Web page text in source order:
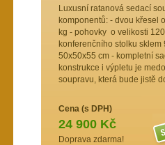
Luxusní ratanová sedací
komponentů: - dvou křesel
kg - pohovky o velikosti
konferenčního stolku
50x50x55 cm - kompletní
konstrukce i výpletu je
soupravu, která bude jistě
Cena (s DPH)
24 900 Kč
Doprava zdarma!